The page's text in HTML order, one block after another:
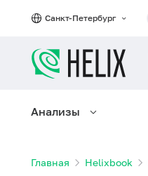
Санкт-Петербург
Анализы
Главная Helixbook